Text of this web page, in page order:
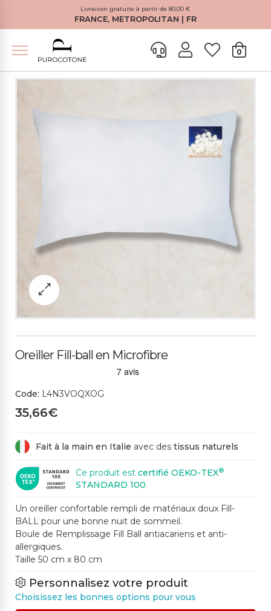
Livraison gratuite à partir de 80,00 €
FRANCE, METROPOLITAN | FR
0
Oreiller Fill-ball en Microfibre
Code: L4N3VOQXOG
35,66€
Fait à la main en Italie avec des tissus naturels
Ce produit est certifié OEKO-TEX®
STANDARD 100.
Un oreiller confortable rempli de matériaux doux Fill-
BALL pour une bonne nuit de sommeil.
Boule de Remplissage Fill Ball antiacariens et anti-
allergiques.
Taille 50 cm x 80 cm
Personnalisez votre produit
Choisissez les bonnes options pour vous